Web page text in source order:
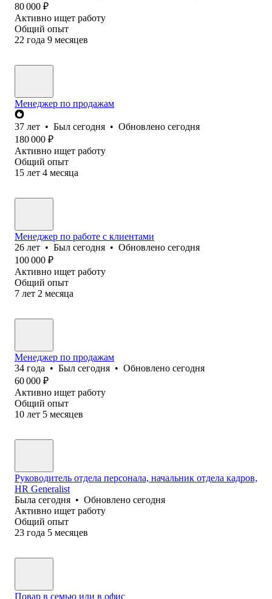
80 000 ₽
Активно ищет работу
Общий опыт
22 года 9 месяцев
Менеджер по продажам
37 лет • Был сегодня • Обновлено сегодня
180 000 ₽
Активно ищет работу
Общий опыт
15 лет 4 месяца
Менеджер по работе с клиентами
26 лет • Был сегодня • Обновлено сегодня
100 000 ₽
Активно ищет работу
Общий опыт
7 лет 2 месяца
Менеджер по продажам
34 года • Был сегодня • Обновлено сегодня
60 000 ₽
Активно ищет работу
Общий опыт
10 лет 5 месяцев
Руководитель отдела персонала, начальник отдела кадров,
HR Generalist
Была сегодня • Обновлено сегодня
Активно ищет работу
Общий опыт
23 года 5 месяцев
Повар в семью или в офис